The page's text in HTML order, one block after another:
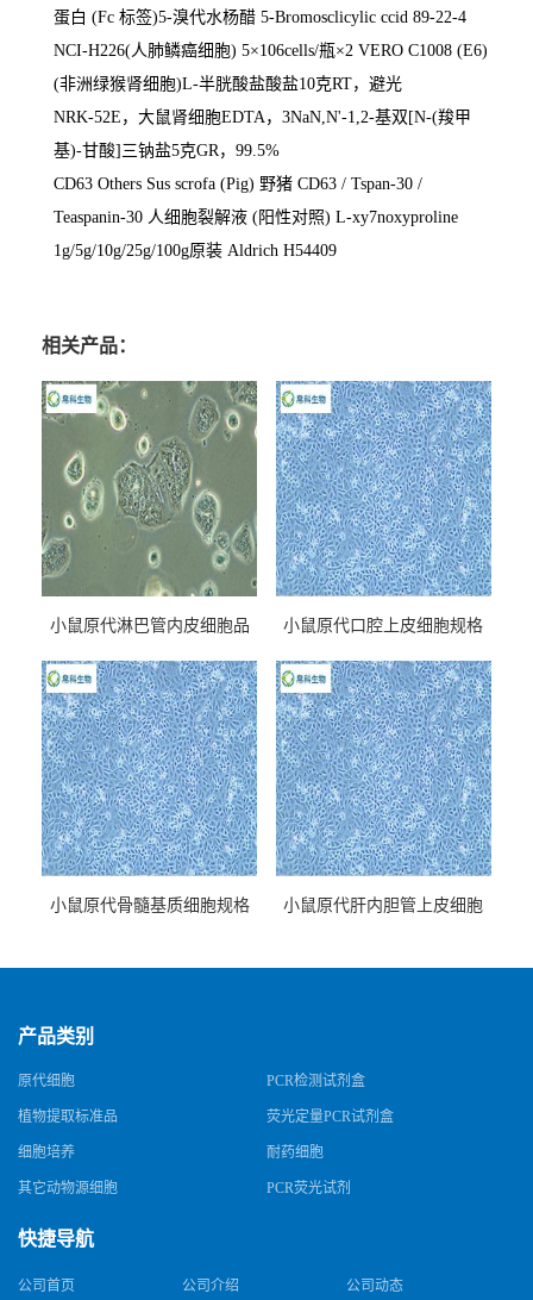
蛋白 (Fc 标签)5-溴代水杨醋 5-Bromosclicylic ccid 89-22-4
NCI-H226(人肺鳞癌细胞) 5×106cells/瓶×2 VERO C1008 (E6)
(非洲绿猴肾细胞)L-半胱酸盐酸盐10克RT，避光
NRK-52E ，大鼠肾细胞EDTA ， 3NaN,N'-1,2-基双 [N-(羧甲
基)-甘酸] 三钠盐5克GR ， 99.5%
CD63 Others Sus scrofa (Pig) 野猪 CD63 / Tspan-30 /
Teaspanin-30 人细胞裂解液 (阳性对照) L-xy7noxyproline
1g/5g/10g/25g/100g原装 Aldrich H54409
相关产品：
小鼠原代淋巴管内皮细胞品
小鼠原代口腔上皮细胞规格
小鼠原代骨髓基质细胞规格
小鼠原代肝内胆管上皮细胞
产品类别
原代细胞 PCR检测试剂盒
植物提取标准品 荧光定量PCR试剂盒
细胞培养 耐药细胞
其它动物源细胞 PCR荧光试剂
快捷导航
公司首页 公司介绍 公司动态